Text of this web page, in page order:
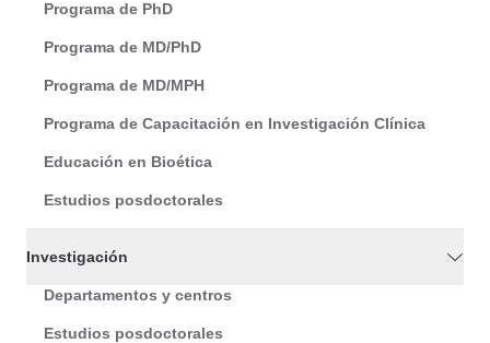
Programa de PhD
Programa de MD/PhD
Programa de MD/MPH
Programa de Capacitación en Investigación Clínica
Educación en Bioética
Estudios posdoctorales
Investigación
Departamentos y centros
Estudios posdoctorales